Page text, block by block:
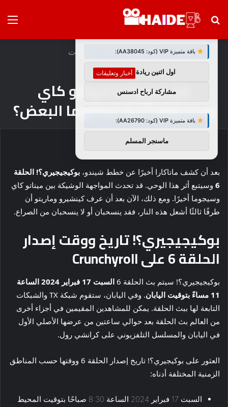
بحث
الرئيسية/أخبار وتعليقات
أخبار وتعليقات
هل سيواجه ميناتو كاي
وسيجوما أخيرًا بعضهما البعض؟
بعد أن كشف ماتاكارا أخيرًا عن خطط شيندو، بوكيجيجيري؟! الحلقة
6 وسيتبع أثر هذا الوحي. قد تحدث المواجهة الوشيكة بين ميناتو كاي
وسيجوما أخيرًا. ومع ذلك، الآن بعد أن عرف كينشيرو وماريتو أن
طرفًا ثالثًا أشعل هذه النار، فقد ينسحبان أو لا ينسحبان من الصراع.
بوكيجيجيري؟! تاريخ ووقت إصدار
الحلقة 6 على Crunchyroll
بوكيجيجيري؟! سيتم بث الحلقة 6
السبت 17 فبراير 2024 الساعة
11 مساءً بتوقيت اليابان
. وفي اليابان، ستقوم شبكة TX والشبكات
التابعة لها ببث الحلقة. يمكن للمشاهدين المقيمين في أجزاء أخرى
من العالم بث الحلقة بعد حوالي ساعتين من عرضها الأصلي الأول
في اليابان والمسلسل التلفزيوني على كرانشي رول.
العثور على بوكيجيري؟! تاريخ إصدار الحلقة 6 ووقتها حسب المناطق
الزمنية المختلفة أدناه:
السبت 17 فبراير 2024 الساعة 8:30 صباحًا بتوقيت المحيط
توصيات :
باقة متميزة VIP (كود: AA38045):
اول اثنين ريادة اعمال
مشاركة ارباح ادسنس
باقة متميزة VIP (كود: AA26790):
ماسنجر المسلم